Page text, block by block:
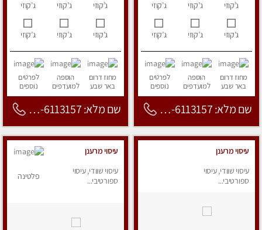
ג’קוזי ג’קוזי ג’קוזי
ג’קוזי ג’קוזי ג’קוזי
מחוז דרום
באר שבע
הוספה
למועדפים
לפרטים
נוספים
שם מלא: 053-6113157
ג’קוזי ג’קוזי ג’קוזי
ג’קוזי ג’קוזי ג’קוזי
מחוז דרום
באר שבע
הוספה
למועדפים
לפרטים
נוספים
שם מלא: 053-6113157
עיסוי מרענן
עיסוי שוודי, עיסוי
ספורטיבי...
עיסוי מרענן
עיסוי שוודי, עיסוי
ספורטיבי...
פלטינה